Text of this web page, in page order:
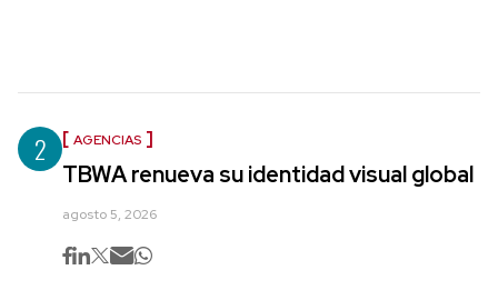
2 AGENCIAS
TBWA renueva su identidad visual global
agosto 5, 2026